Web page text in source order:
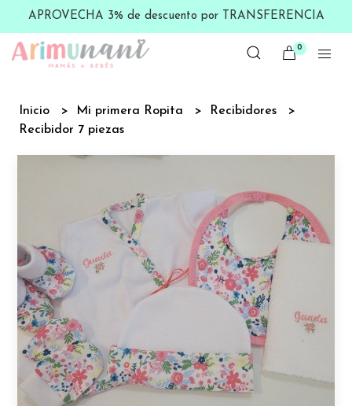
APROVECHA 3% de descuento por TRANSFERENCIA
0
Inicio Mi primera Ropita
Recibidores
Recibidor 7 piezas